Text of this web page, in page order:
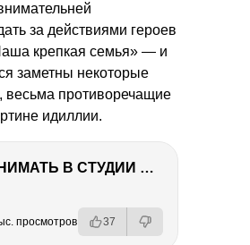
за действиями героев
крепкая семья» — и
заметны некоторые
весьма противоречащие
идиллии.
КАК СНИМАТЬ В СТУДИИ СО ВСПЫШКАМИ
просмотров 37